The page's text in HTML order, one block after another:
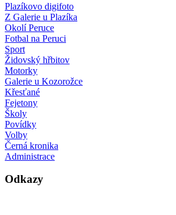
Plazíkovo digifoto
Z Galerie u Plazíka
Okolí Peruce
Fotbal na Peruci
Sport
Židovský hřbitov
Motorky
Galerie u Kozorožce
Křesťané
Fejetony
Školy
Povídky
Volby
Černá kronika
Administrace
Odkazy